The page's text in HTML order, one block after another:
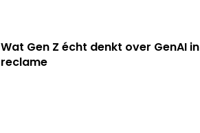
Wat Gen Z écht denkt over GenAI in
reclame